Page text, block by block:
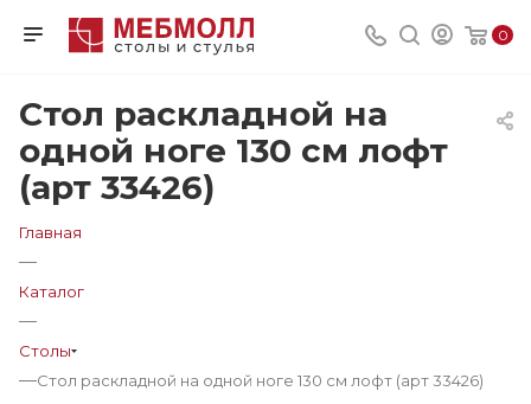
0
Стол раскладной на
одной ноге 130 см лофт
(арт 33426)
Главная
—
Каталог
—
Столы
—Стол раскладной на одной ноге 130 см лофт (арт 33426)